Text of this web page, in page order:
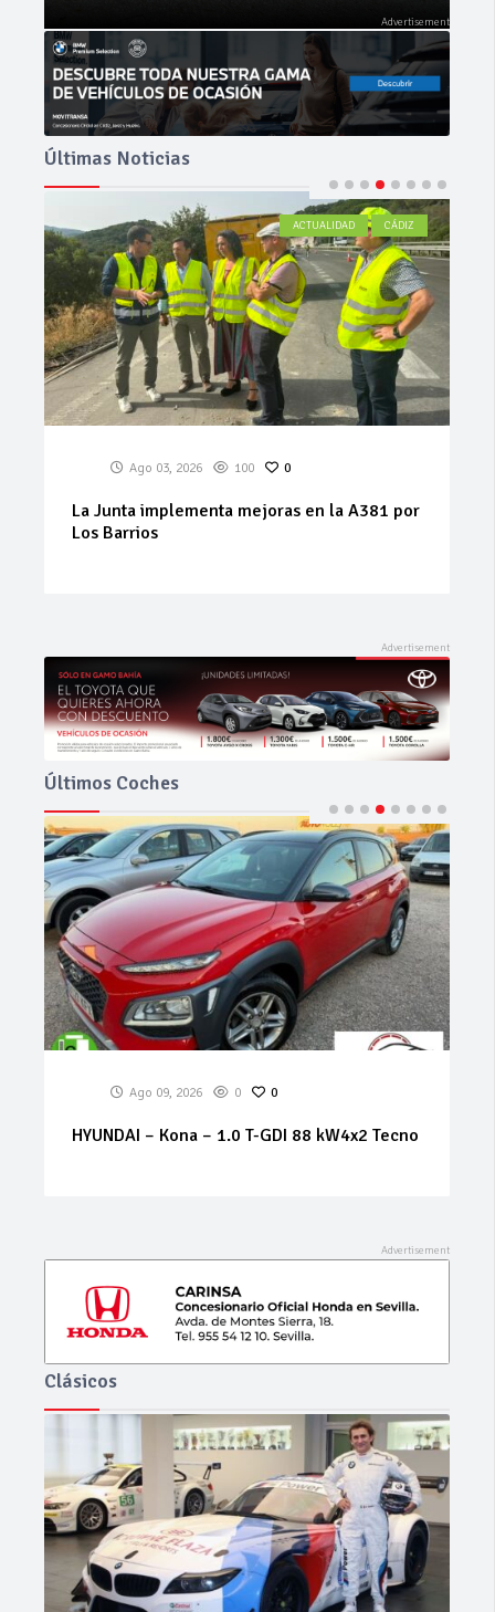
Últimas Noticias
NOVEDADES PRUEBAS
Jul 29, 2026 1.23k 0
Prueba del Dacia Duster Hybrid 155 Journey:
el SUV híbrido que sorprende por su
Últimos Coches
Ago 09, 2026 0 0
CITROEN Berlingo
Clásicos